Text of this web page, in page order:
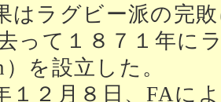
はラグビー派の完
去って１８７１年に
を設立した。
１２月８日、FAに